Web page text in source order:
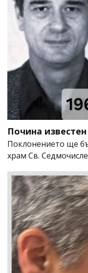
Почина
Поклонението ще
храм Св.